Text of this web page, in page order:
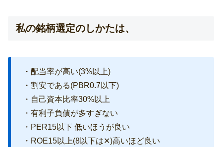
私の銘柄選定のしかたは、
・配当率が高い(3%以上)
・割安である(PBR0.7以下)
・自己資本比率30%以上
・有利子負債が多すぎない
・PER15以下 低いほうが良い
・ROE15以上(8以下は✕)高いほど良い